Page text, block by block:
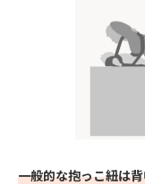
一般的な抱っこ紐は